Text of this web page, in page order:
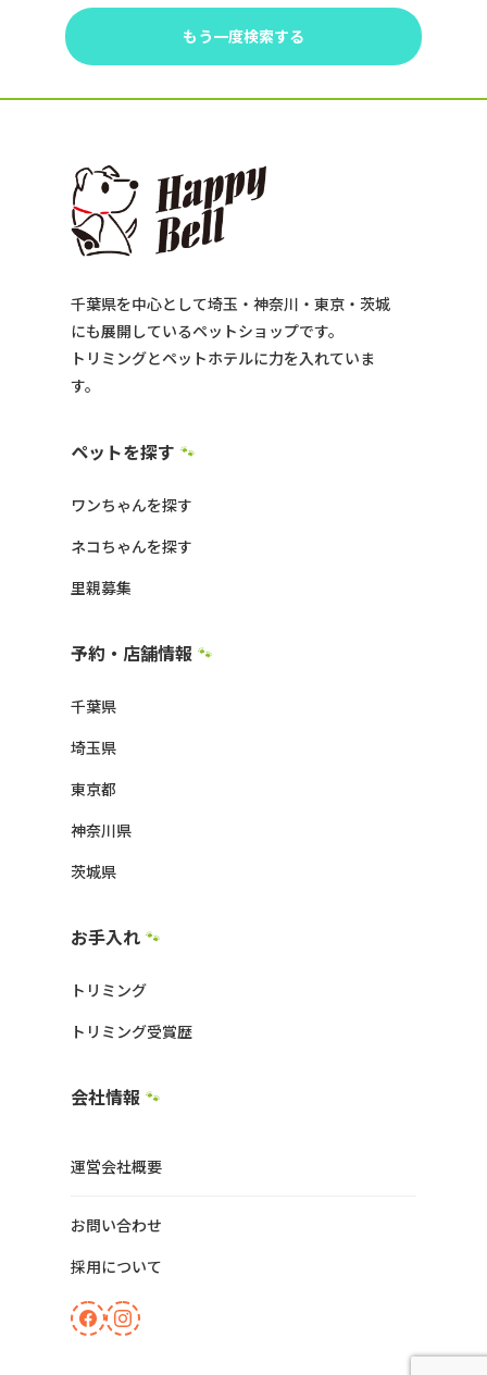
もう一度検索する
千葉県を中心として埼玉・神奈川・東京・茨城
にも展開しているペットショップです。
トリミングとペットホテルに力を入れていま
す。
ペットを探す 🐾
ワンちゃんを探す
ネコちゃんを探す
里親募集
予約・店舗情報 🐾
千葉県
埼玉県
東京都
神奈川県
茨城県
お手入れ 🐾
トリミング
トリミング受賞歴
会社情報 🐾
運営会社概要
お問い合わせ
採用について